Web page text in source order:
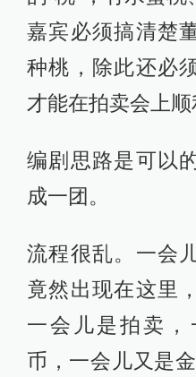
嘉宾必须搞清楚
种桃，除此还必
才能在拍卖会上顺
编剧思路是可以
成一团。
流程很乱。一会
竟然出现在这里
一会儿是拍卖
币，一会儿又是